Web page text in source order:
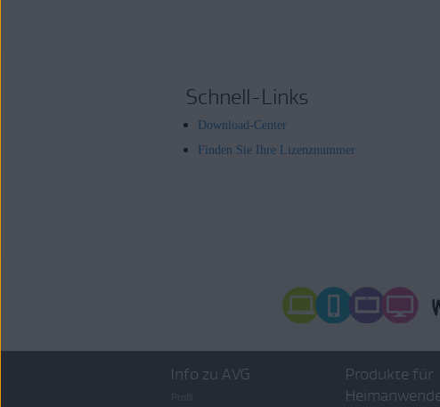
Schnell-Links
Download-Center
Finden Sie Ihre Lizenznummer
Info zu AVG
Produkte für